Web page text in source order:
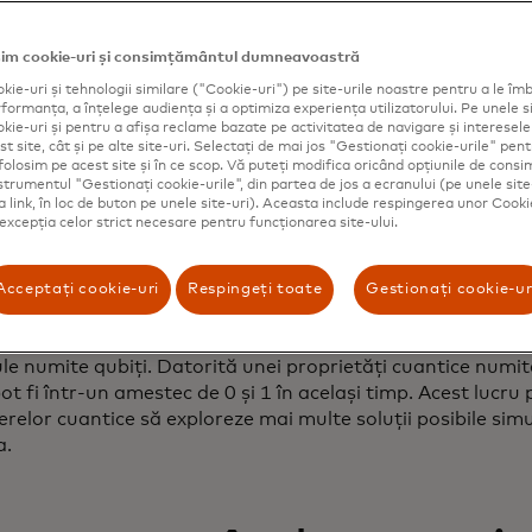
computerele
cuantice sunt un nou tip de tehnologie care
pentru a aborda probleme extrem de dificile - sau chiar
informații folosind biți, care sunt de obicei reprezentați
obișnuit, acești biți sunt creați folosind
numite qubiți. Datorită unei proprietăți cuantice
fi într-un amestec de 0 și 1 în același timp. Acest lucru
cuantice să exploreze mai multe soluții posibile
cookie-uri și consimțământul dumneavoastră
uri și tehnologii similare ("Cookie-uri") pe site-urile noastre pentru a le
a înțelege audiența și a optimiza experiența utilizatorului. Pe unele
uri și pentru a afișa reclame bazate pe activitatea de navigare și
site, cât și pe alte site-uri. Selectați de mai jos "Gestionați cookie-urile"
pe acest site și în ce scop. Vă puteți modifica oricând opțiunile de
"Gestionați cookie-urile", din partea de jos a ecranului (pe unele
link, în loc de buton pe unele site-uri). Aceasta include respingerea unor
celor strict necesare pentru funcționarea site-ului.
cookie-uri Respingeți toate Gestionați cookie-